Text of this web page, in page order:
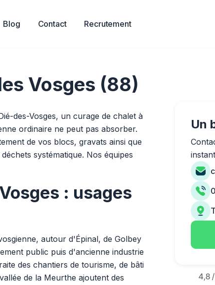
Blog Contact Recrutement
Vosges (88)
des-Vosges, un curage de chalet à
ordinaire ne peut pas absorber.
de vos blocs, gravats ainsi que
systématique. Nos équipes
: usages
autour d'Épinal, de Golbey
public puis d'ancienne industrie
des chantiers de tourisme, de bâti
de la Meurthe ajoutent des
Un